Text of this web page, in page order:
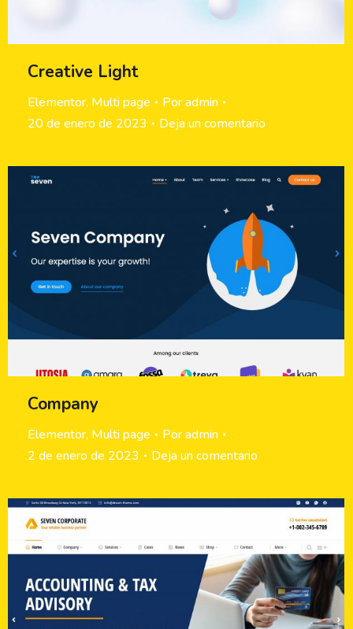
Creative Light
Elementor, Multi page Poradmin
20 de enero de 2023
Deja un comentario
Company
Elementor, Multi page Poradmin
2 de enero de 2023
Deja un comentario